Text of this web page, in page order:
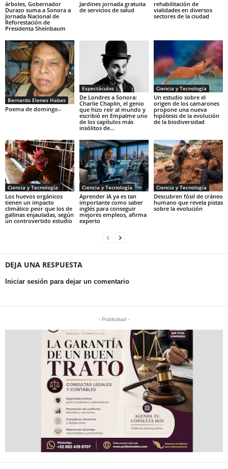
árboles, Gobernador
Durazo suma a Sonora a
Jornada Nacional de
Reforestación de
Presidenta Sheinbaum
Jardines jornada gratuita
de servicios de salud
rehabilitación de
vialidades en diversos
sectores de la ciudad
Bernardo Elenes Habas
Poema de domingo.-
Espectáculos
De Londres a Sonora:
Charlie Chaplin, el genio
que hizo reír al mundo y
escribió en Empalme uno
de los capítulos más
insólitos de...
Ciencia y Tecnología
Un estudio sobre el
origen de los camarones
propone una nueva
hipótesis de la evolución
de la biodiversidad
Ciencia y Tecnología
Los huevos orgánicos
tienen un impacto
climático peor que los de
gallinas enjauladas, según
un controvertido estudio
Ciencia y Tecnología
Aprender IA ya es tan
importante como saber
inglés para conseguir
mejores empleos, afirma
experto
Ciencia y Tecnología
Descubren fósil de cráneo
humano que revela pistas
sobre la evolución
DEJA UNA RESPUESTA
Iniciar sesión para dejar un comentario
- Publicidad -